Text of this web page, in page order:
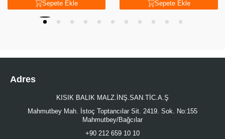
Sepete Ekle Sepete Ekle
Adres
KISIK BALIK MALZ.İNŞ.SAN.TİC.A.Ş
Mahmutbey Mah. İstoç Toptancılar Sit. 2419. Sok. No:155
Mahmutbey/Bağcılar
+90 212 659 10 10